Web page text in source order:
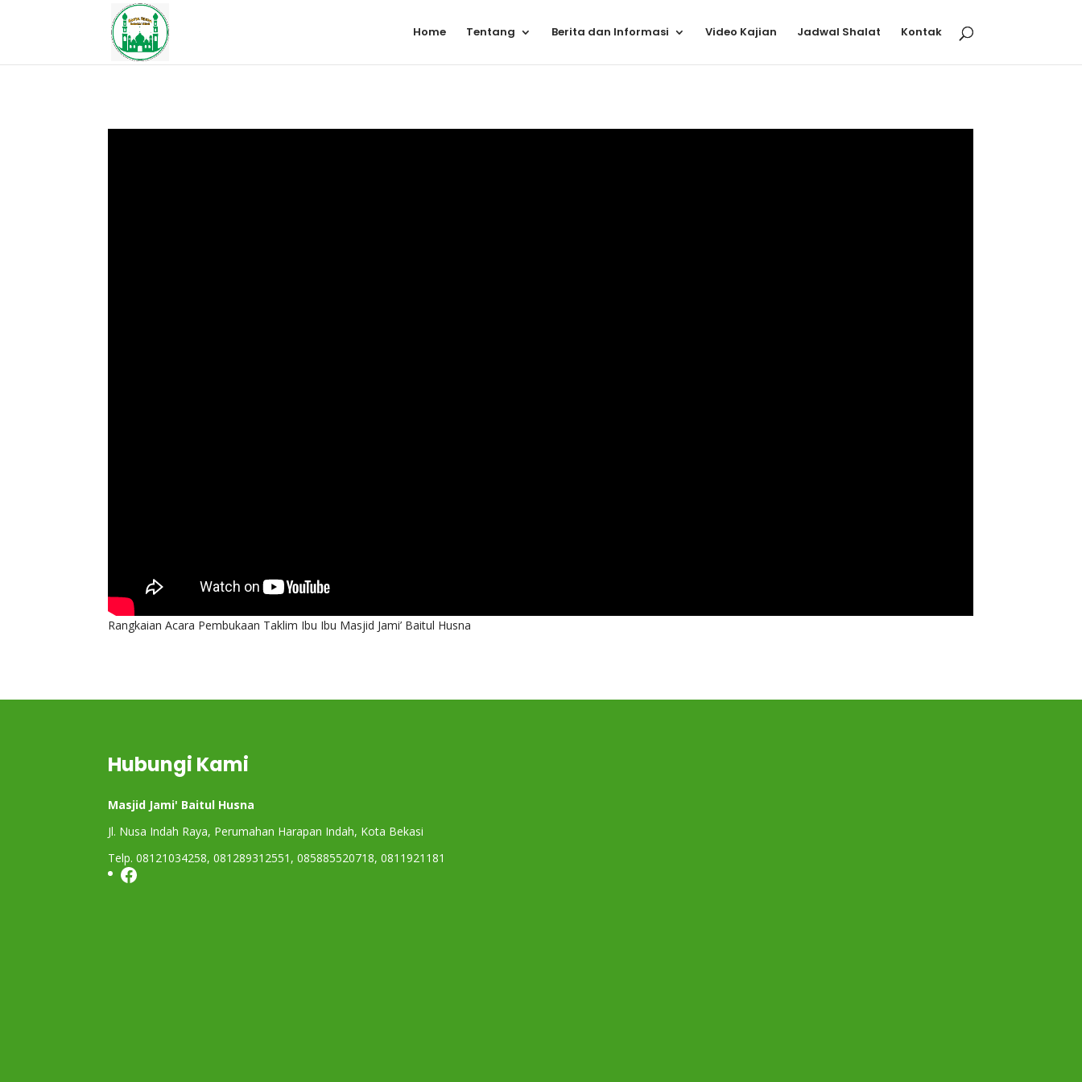
Home Tentang Berita dan Informasi Video Kajian Jadwal Shalat Kontak
Rangkaian Acara Pembukaan Taklim Ibu Ibu Masjid Jami’ Baitul Husna
Hubungi Kami
Masjid Jami' Baitul Husna
Jl. Nusa Indah Raya, Perumahan Harapan Indah, Kota Bekasi
Telp. 08121034258, 081289312551, 085885520718, 0811921181
Facebook